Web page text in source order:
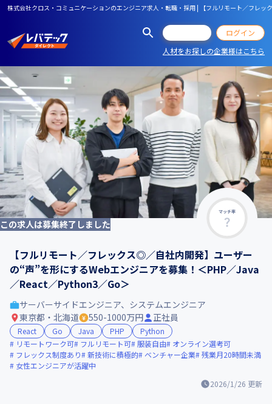
株式会社クロス・コミュニケーションのエンジニア求人・転職・採用 | 【フルリモート／フレ
ログイン
人材をお探しの企業様はこちら
マッチ率
この求人は募集終了しました
【フルリモート／フレックス◎／自社内開発】ユーザー
の“声”を形にするWebエンジニアを募集！＜PHP／Java
／React／Python3／Go＞
2026/1/26 更新
サーバーサイドエンジニア、システムエンジニア
東京都・北海道
550-1000万円 正社員
React Go Java PHP
Python
リモートワーク可
フルリモート可 服装自由
オンライン選考可
フレックス制度あり
新技術に積極的 ベンチャー企業 残業月20時間未満
女性エンジニアが活躍中